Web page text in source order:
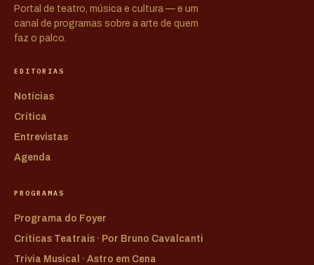
Portal de teatro, música e cultura — e um
canal de programas sobre a arte de quem
faz o palco.
EDITORIAS
Notícias
Crítica
Entrevistas
Agenda
PROGRAMAS
Programa do Foyer
Críticas Teatrais · Por Bruno Cavalcanti
Trivia Musical · Astro em Cena